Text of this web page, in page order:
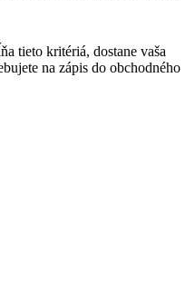
tieto kritériá, dostane vaša
na zápis do obchodného